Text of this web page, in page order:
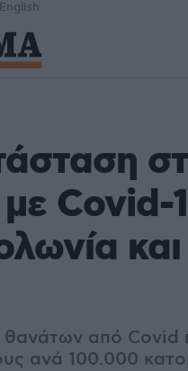
English
Covid-
και
από Covid
ανά 100.000